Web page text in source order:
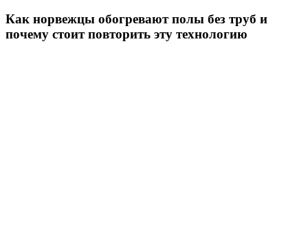
Как норвежцы обогревают полы без труб и
почему стоит повторить эту технологию